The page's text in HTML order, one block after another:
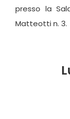
presso la
Matteotti n. 3.